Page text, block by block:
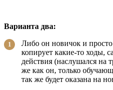
Варианта два:
Либо он новичок и
копирует какие-то ходы,
действия (наслушался на
же как он, только
так же будет оказана на